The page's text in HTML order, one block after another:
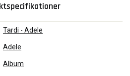
Tardi - Adele
Adele
Album